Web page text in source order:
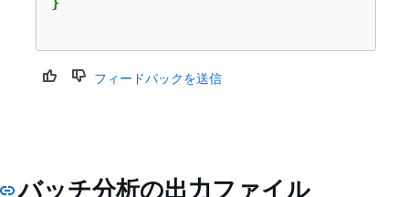
フィードバックを送信
バッチ分析の出力ファイル